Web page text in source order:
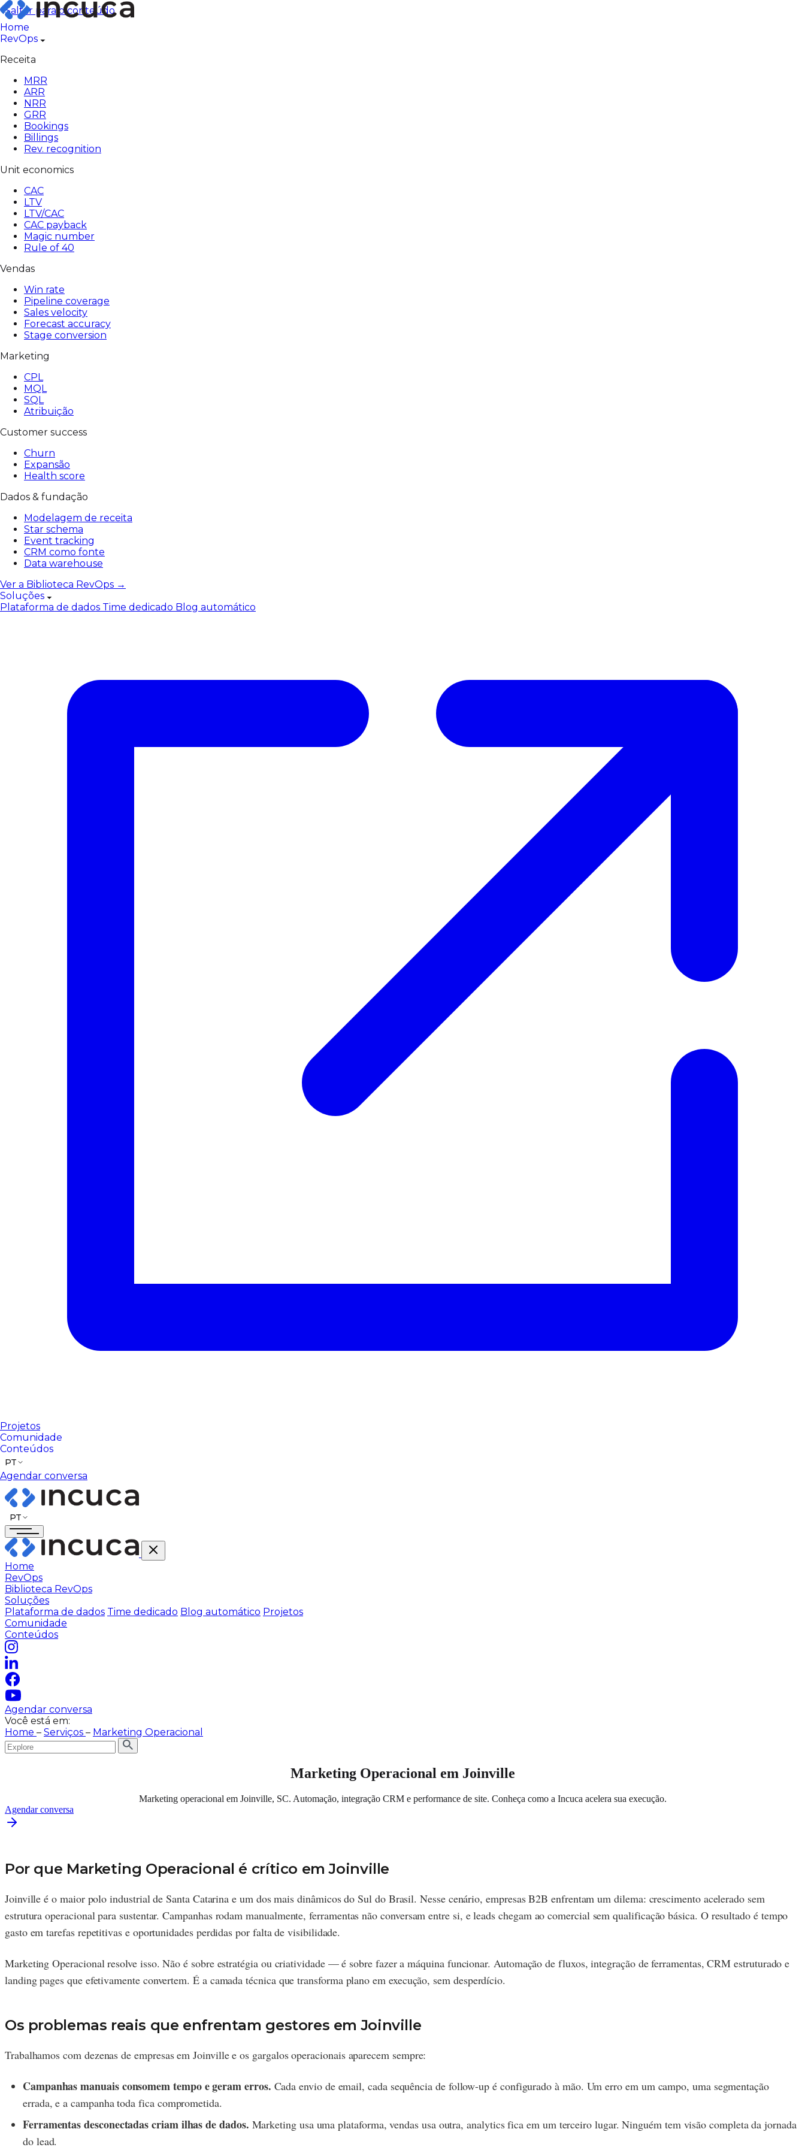
Pular
para
o
conteúdo
Saltar para o conteúdo
Home
RevOps
Receita
MRR
ARR
NRR
GRR
Bookings
Billings
Rev. recognition
Unit economics
CAC
LTV
LTV/CAC
CAC payback
Magic number
Rule of 40
Vendas
Win rate
Pipeline coverage
Sales velocity
Forecast accuracy
Stage conversion
Marketing
CPL
MQL
SQL
Atribuição
Customer success
Churn
Expansão
Health score
Dados & fundação
Modelagem de receita
Star schema
Event tracking
CRM como fonte
Data warehouse
Ver a Biblioteca RevOps →
Soluções
Plataforma de dados Time dedicado Blog automático
Projetos
Comunidade
Conteúdos
PT
Agendar conversa
PT
Home
RevOps
Biblioteca RevOps
Soluções
Plataforma de dados Time dedicado Blog automático Projetos
Comunidade
Conteúdos
Agendar conversa
Você está em:
Home – Serviços – Marketing Operacional
Marketing Operacional em Joinville
Marketing operacional em Joinville, SC. Automação, integração CRM e performance de site. Conheça como a Incuca acelera sua execução.
Agendar conversa
Por que Marketing Operacional é crítico em Joinville
Joinville é o maior polo industrial de Santa Catarina e um dos mais dinâmicos do Sul do Brasil. Nesse cenário, empresas B2B enfrentam um dilema: crescimento acelerado sem
estrutura operacional para sustentar. Campanhas rodam manualmente, ferramentas não conversam entre si, e leads chegam ao comercial sem qualificação básica. O resultado é tempo
gasto em tarefas repetitivas e oportunidades perdidas por falta de visibilidade.
Marketing Operacional resolve isso. Não é sobre estratégia ou criatividade — é sobre fazer a máquina funcionar. Automação de fluxos, integração de ferramentas, CRM estruturado e
landing pages que efetivamente convertem. É a camada técnica que transforma plano em execução, sem desperdício.
Os problemas reais que enfrentam gestores em Joinville
Trabalhamos com dezenas de empresas em Joinville e os gargalos operacionais aparecem sempre:
Campanhas manuais consomem tempo e geram erros. Cada envio de email, cada sequência de follow-up é configurado à mão. Um erro em um campo, uma segmentação
errada, e a campanha toda fica comprometida.
Ferramentas desconectadas criam ilhas de dados. Marketing usa uma plataforma, vendas usa outra, analytics fica em um terceiro lugar. Ninguém tem visão completa da jornada
do lead.